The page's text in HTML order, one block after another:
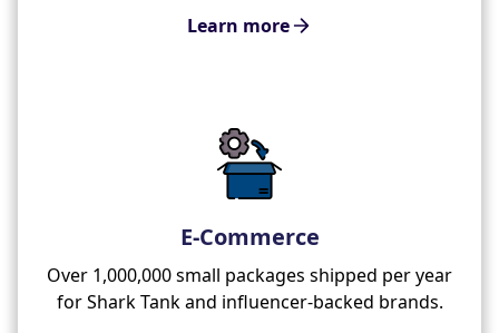
Learn more
E-Commerce
Over 1,000,000 small packages shipped per year
for Shark Tank and influencer-backed brands.